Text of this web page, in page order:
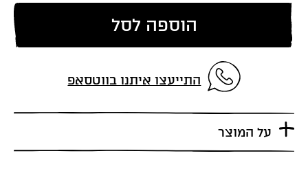
הוספה לסל
התייעצו איתנו בווטסאפ
על המוצר